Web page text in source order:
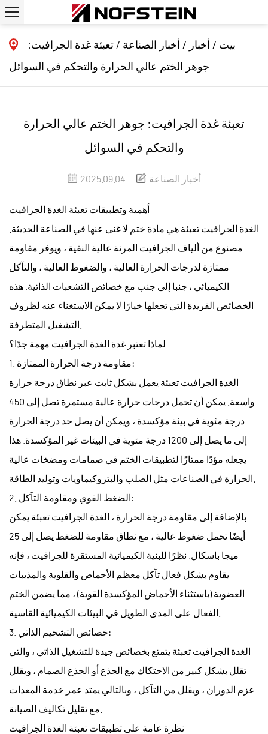
بيت / أخبار / أخبار الصناعة / تعبئة غدة الجرافيت:
جوهر الختم عالي الحرارة والتحكم في السوائل
تعبئة غدة الجرافيت: جوهر الختم عالي الحرارة
والتحكم في السوائل
2025.09.04 أخبار الصناعة
أهمية وتطبيقات تعبئة الغدة الجرافيت
الغدة الجرافيت تعبئة هي مادة ختم لا غنى عنها في الصناعة الحديثة.
مصنوع من ألياف الجرافيت المرنة عالية النقية ، ويوفر مقاومة
ممتازة لدرجات الحرارة العالية ، والضغوط العالية ، والتآكل
الكيميائي ، جنبا إلى جنب مع خصائص التشعبات الذاتية. هذه
الخصائص الفريدة التي تجعلها خيارًا لا يمكن الاستغناء عنه لظروف
لماذا تعتبر غدة الغدة الجرافيت مهمة جدًا؟
1. مقاومة درجة الحرارة الممتازة:
الغدة الجرافيت تعبئة يعمل بشكل ثابت عبر نطاق درجة حرارة
واسعة. يمكن أن تحمل درجات حرارة عالية مستمرة تصل إلى 450
درجة مئوية في بيئة مؤكسدة ، ويمكن أن يصل حد درجة الحرارة
إلى ما يصل إلى 1200 درجة مئوية في البيئات غير المؤكسدة. هذا
يجعله مؤدًا ممتازًا لتطبيقات الختم في صمامات ومضخات عالية
2. الضغط القوي ومقاومة التآكل:
بالإضافة إلى مقاومة درجة الحرارة ، الغدة الجرافيت تعبئة يمكن
أيضًا تحمل ضغوط عالية ، مع نطاق مقاومة للضغط يصل إلى 25
ميجا باسكال. نظرًا للبنية الكيميائية المستقرة للجرافيت ، فإنه
يقاوم بشكل فعال تآكل معظم الأحماض والقلوية والمذيبات
العضوية (باستثناء الأحماض المؤكسدة القوية) ، مما يضمن الختم
3. خصائص التشحيم الذاتي:
الغدة الجرافيت تعبئة يتمتع بخصائص جيدة للتشغيل الذاتي ، والتي
تقلل بشكل كبير من الاحتكاك مع الجذع أو الجذع الصمام ، ويقلل
عزم الدوران ، ويقلل من التآكل ، وبالتالي يمتد عمر خدمة المعدات
نظرة عامة على تطبيقات تعبئة الغدة الجرافيت